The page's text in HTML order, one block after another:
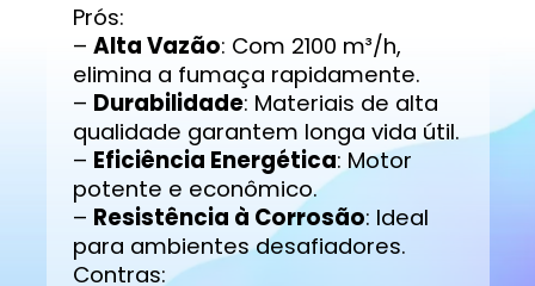
Prós:
– Alta Vazão: Com 2100 m³/h,
elimina a fumaça rapidamente.
– Durabilidade: Materiais de alta
qualidade garantem longa vida útil.
– Eficiência Energética: Motor
potente e econômico.
– Resistência à Corrosão: Ideal
para ambientes desafiadores.
Contras: